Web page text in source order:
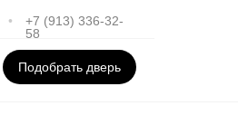
•
+7 (913) 336-32-
58
Подобрать дверь